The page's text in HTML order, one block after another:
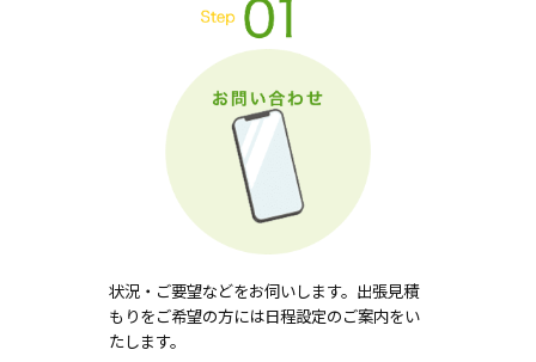
状況・ご要望などをお伺いします。出張見積
もりをご希望の方には日程設定のご案内をい
たします。